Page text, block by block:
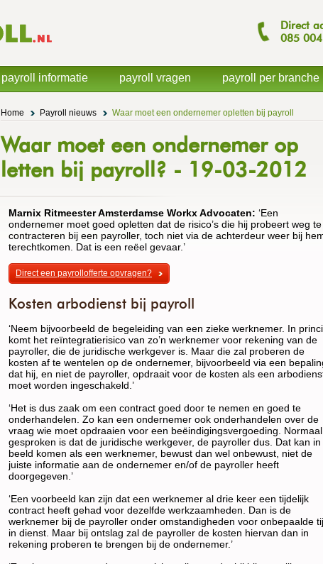
Direct
085
Home Payroll nieuws Waar moet een ondernemer opletten bij payroll
Waar moet een ondernemer op
letten bij payroll? - 19-03-2012
Marnix Ritmeester Amsterdamse Workx Advocaten: ‘Een
ondernemer moet goed opletten dat de risico’s die hij probeert weg te
contracteren bij een payroller, toch niet via de achterdeur weer bij
terechtkomen. Dat is een reëel gevaar.’
Direct een payrollofferte opvragen?
Kosten arbodienst bij payroll
‘Neem bijvoorbeeld de begeleiding van een zieke werknemer. In
komt het reïntegratierisico van zo’n werknemer voor rekening van de
payroller, die de juridische werkgever is. Maar die zal proberen de
kosten af te wentelen op de ondernemer, bijvoorbeeld via een
dat hij, en niet de payroller, opdraait voor de kosten als een
moet worden ingeschakeld.’
‘Het is dus zaak om een contract goed door te nemen en goed te
onderhandelen. Zo kan een ondernemer ook onderhandelen over de
vraag wie moet opdraaien voor een beëindigingsvergoeding. Normaal
gesproken is dat de juridische werkgever, de payroller dus. Dat kan in
beeld komen als een werknemer, bewust dan wel onbewust, niet de
juiste informatie aan de ondernemer en/of de payroller heeft
doorgegeven.’
‘Een voorbeeld kan zijn dat een werknemer al drie keer een tijdelijk
contract heeft gehad voor dezelfde werkzaamheden. Dan is de
werknemer bij de payroller onder omstandigheden voor onbepaalde
in dienst. Maar bij ontslag zal de payroller de kosten hiervan dan in
rekening proberen te brengen bij de ondernemer.’
payroll informatie payroll vragen payroll per branche